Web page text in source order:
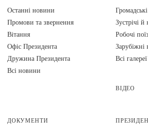
Останні новини
Промови та звернення
Вiтання
Офіс Президента
Дружина Президента
Всі новини
Зустрічі й
Робочі
Зарубіжні
Всі галереї
ВІДЕО
ДОКУМЕНТИ